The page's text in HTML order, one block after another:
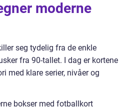
moderne
seg tydelig fra de enkle
fra 90-tallet. I dag er kortene
med klare serier, nivåer og
bokser med fotballkort